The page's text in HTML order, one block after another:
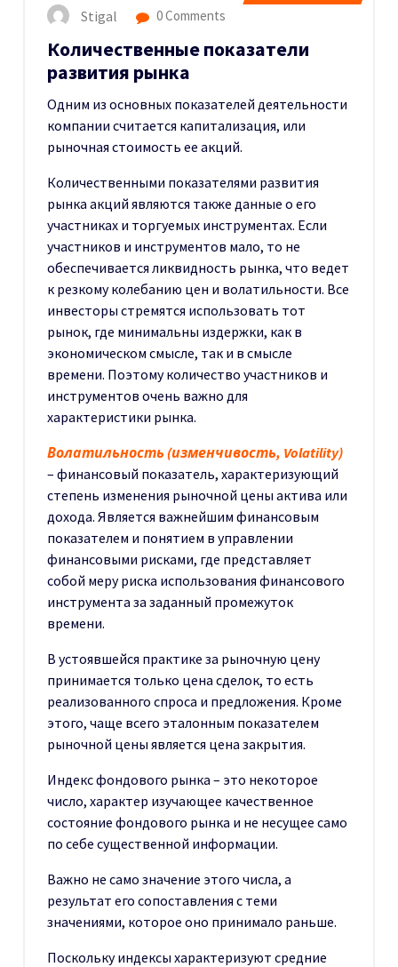
Stigal 0 Comments
Количественные показатели
развития рынка
Одним из основных показателей деятельности
компании считается капитализация, или
рыночная стоимость ее акций.
Количественными показателями развития
рынка акций являются также данные о его
участниках и торгуемых инструментах. Если
участников и инструментов мало, то не
обеспечивается ликвидность рынка, что ведет
к резкому колебанию цен и волатильности. Все
инвесторы стремятся использовать тот
рынок, где минимальны издержки, как в
экономическом смысле, так и в смысле
времени. Поэтому количество участников и
инструментов очень важно для
характеристики рынка.
Волатильность (изменчивость, Volatility)
– финансовый показатель, характеризующий
степень изменения рыночной цены актива или
дохода. Является важнейшим финансовым
показателем и понятием в управлении
финансовыми рисками, где представляет
собой меру риска использования финансового
инструмента за заданный промежуток
времени.
В устоявшейся практике за рыночную цену
принимается только цена сделок, то есть
реализованного спроса и предложения. Кроме
этого, чаще всего эталонным показателем
рыночной цены является цена закрытия.
Индекс фондового рынка – это некоторое
число, характер изучающее качественное
состояние фондового рынка и не несущее само
по себе существенной информации.
Важно не само значение этого числа, а
результат его сопоставления с теми
значениями, которое оно принимало раньше.
Поскольку индексы характеризуют средние